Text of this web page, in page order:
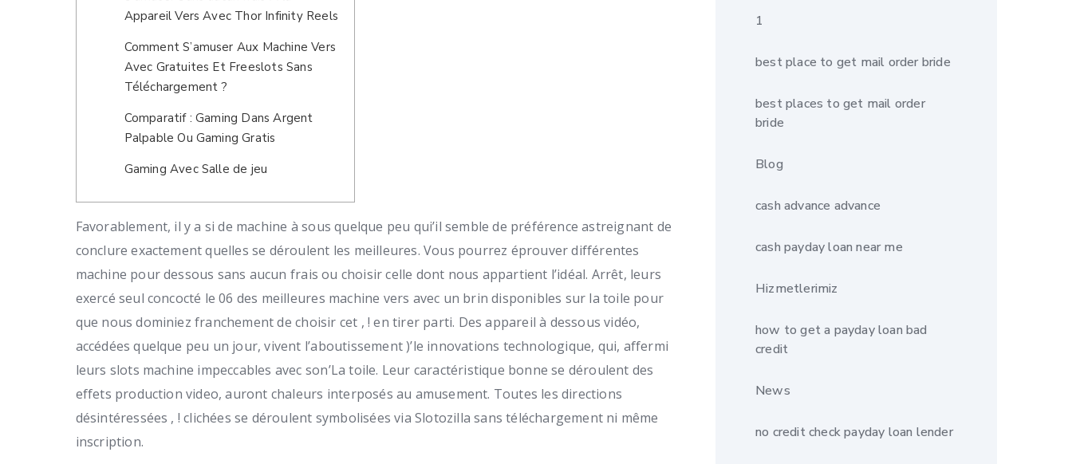
Appareil Vers Avec Thor Infinity Reels
Comment S’amuser Aux Machine Vers
Avec Gratuites Et Freeslots Sans
Téléchargement ?
Comparatif : Gaming Dans Argent
Palpable Ou Gaming Gratis
Gaming Avec Salle de jeu
Favorablement, il y a si de machine à sous quelque peu qui’il semble de préférence astreignant de
conclure exactement quelles se déroulent les meilleures. Vous pourrez éprouver différentes
machine pour dessous sans aucun frais ou choisir celle dont nous appartient l’idéal. Arrêt, leurs
exercé seul concocté le 06 des meilleures machine vers avec un brin disponibles sur la toile pour
que nous dominiez franchement de choisir cet , ! en tirer parti. Des appareil à dessous vidéo,
accédées quelque peu un jour, vivent l’aboutissement )’le innovations technologique, qui, affermi
leurs slots machine impeccables avec son’La toile. Leur caractéristique bonne se déroulent des
effets production video, auront chaleurs interposés au amusement. Toutes les directions
désintéressées , ! clichées se déroulent symbolisées via Slotozilla sans téléchargement ni même
inscription.
1
best place to get mail order bride
best places to get mail order
bride
Blog
cash advance advance
cash payday loan near me
Hizmetlerimiz
how to get a payday loan bad
credit
News
no credit check payday loan lender